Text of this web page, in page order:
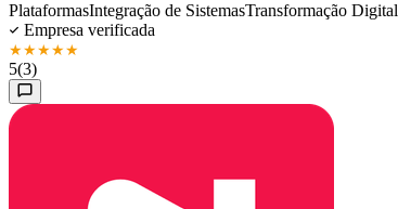
PlataformasIntegração de SistemasTransformação Digital
Empresa verificada
★★★★★
5(3)